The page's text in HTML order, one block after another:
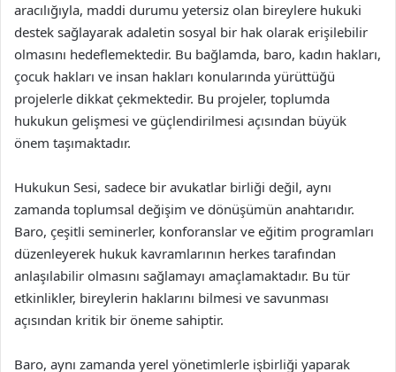
aracılığıyla, maddi durumu yetersiz olan bireylere hukuki
destek sağlayarak adaletin sosyal bir hak olarak erişilebilir
olmasını hedeflemektedir. Bu bağlamda, baro, kadın hakları,
çocuk hakları ve insan hakları konularında yürüttüğü
projelerle dikkat çekmektedir. Bu projeler, toplumda
hukukun gelişmesi ve güçlendirilmesi açısından büyük
önem taşımaktadır.
Hukukun Sesi, sadece bir avukatlar birliği değil, aynı
zamanda toplumsal değişim ve dönüşümün anahtarıdır.
Baro, çeşitli seminerler, konforanslar ve eğitim programları
düzenleyerek hukuk kavramlarının herkes tarafından
anlaşılabilir olmasını sağlamayı amaçlamaktadır. Bu tür
etkinlikler, bireylerin haklarını bilmesi ve savunması
açısından kritik bir öneme sahiptir.
Baro, aynı zamanda yerel yönetimlerle işbirliği yaparak